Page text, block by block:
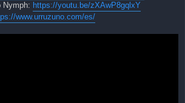
Nymph: https://youtu.be/zXAwP8gqlxY
www.urruzuno.com/es/